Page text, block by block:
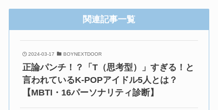
関連記事一覧
2024-03-17 BOYNEXTDOOR
正論パンチ！？「T（思考型）」すぎる！と
言われているK-POPアイドル5人とは？
【MBTI・16パーソナリティ診断】